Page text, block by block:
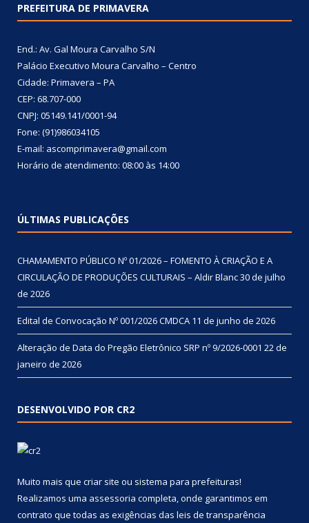
PREFEITURA DE PRIMAVERA
End.: Av. Gal Moura Carvalho S/N
Palácio Executivo Moura Carvalho – Centro
Cidade: Primavera – PA
CEP: 68.707-000
CNPJ: 05149.141/0001-94
Fone: (91)986034105
E-mail: ascomprimavera@gmail.com
Horário de atendimento: 08:00 às 14:00
ÚLTIMAS PUBLICAÇÕES
CHAMAMENTO PÚBLICO Nº 01/2026 – FOMENTO À CRIAÇÃO E A
CIRCULAÇÃO DE PRODUÇÕES CULTURAIS – Aldir Blanc30 de julho
de 2026
Edital de Convocação Nº 001/2026 CMDCA 11 de junho de 2026
Alteração de Data do Pregão Eletrônico SRP nº 9/2026-0001 22 de
janeiro de 2026
DESENVOLVIDO POR CR2
Muito mais que criar site ou sistema para prefeituras!
Realizamos uma assessoria completa, onde garantimos em
contrato que todas as exigências das leis de transparência